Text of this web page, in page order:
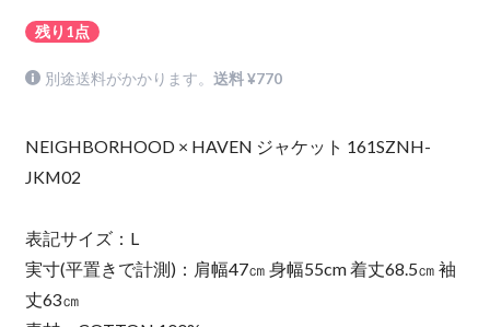
残り1点
別途送料がかかります。送料 ¥770
NEIGHBORHOOD × HAVEN ジャケット 161SZNH-
JKM02
表記サイズ：L
実寸(平置きで計測)：肩幅47㎝ 身幅55cm 着丈68.5㎝ 袖
丈63㎝